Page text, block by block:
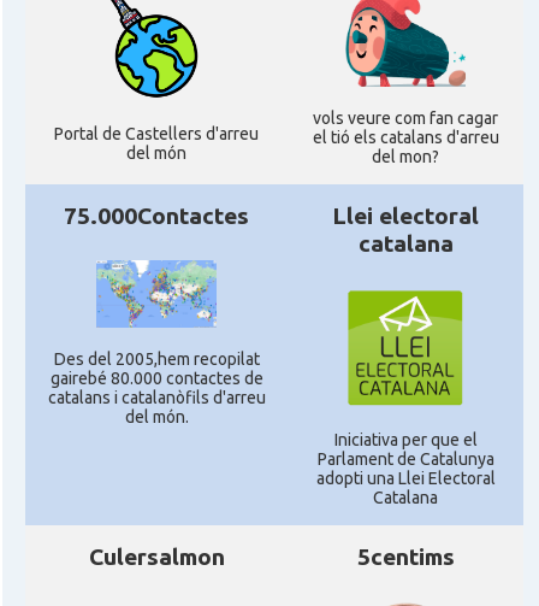
Portal de Castellers d'arreu
del món
vols veure com fan cagar
el tió els catalans d'arreu
del mon?
75.000Contactes
Des del 2005,hem recopilat
gairebé 80.000 contactes de
catalans i catalanòfils d'arreu
del món.
Llei electoral
catalana
Iniciativa per que el
Parlament de Catalunya
adopti una Llei Electoral
Catalana
Culersalmon 5centims